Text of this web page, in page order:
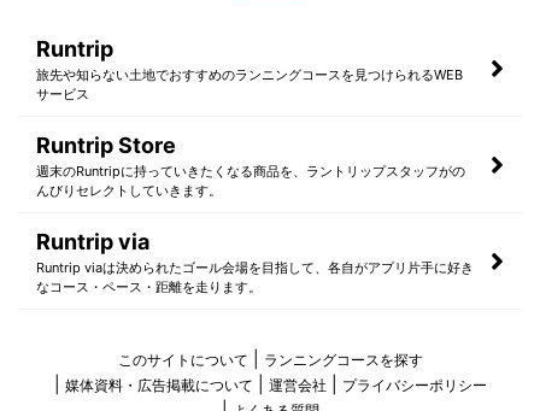
Runtrip
旅先や知らない土地でおすすめのランニングコースを見つけられるWEB
サービス
Runtrip Store
週末のRuntripに持っていきたくなる商品を、ラントリップスタッフがの
んびりセレクトしていきます。
Runtrip via
Runtrip viaは決められたゴール会場を目指して、各自がアプリ片手に好き
なコース・ペース・距離を走ります。
このサイトについて
ランニングコースを探す
媒体資料・広告掲載について
運営会社
プライバシーポリシー